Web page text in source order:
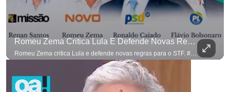
Romeu Zema Critica Lula E Defende Novas Regras Para O STF. #OAntagonista
Romeu Zema critica Lula e defende novas regras para o STF. #OAntagonista Se você busca informação com credibilidade, inscreva-se agora e ative o